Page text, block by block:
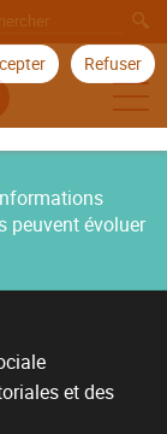
Refuser
peuvent évoluer
et des